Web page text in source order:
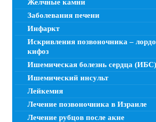
Желчные камни
Заболевания печени
Инфаркт
Искривления позвоночника –
кифоз
Ишемическая болезнь сердца (ИБС)
Ишемический инсульт
Лейкемия
Лечение позвоночника в Израиле
Лечение рубцов после акне